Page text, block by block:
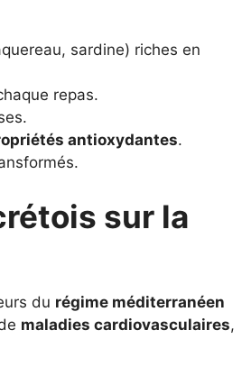
sardine) riches en
repas.
antioxydantes.
sur la
du régime méditerranéen
maladies cardiovasculaires,